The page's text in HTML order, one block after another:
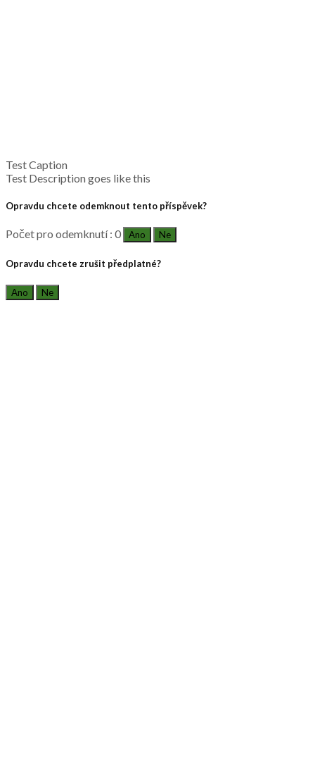
Test Caption
Test Description goes like this
Opravdu chcete odemknout tento příspěvek?
Počet pro odemknutí : 0 Ano Ne
Opravdu chcete zrušit předplatné?
Ano Ne